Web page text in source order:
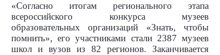
«Согласно итогам регионального этапа
всероссийского конкурса музеев
образовательных организаций «Знать, чтобы
помнить», его участниками стали 2387 музеев
школ и вузов из 82 регионов. Заканчивается